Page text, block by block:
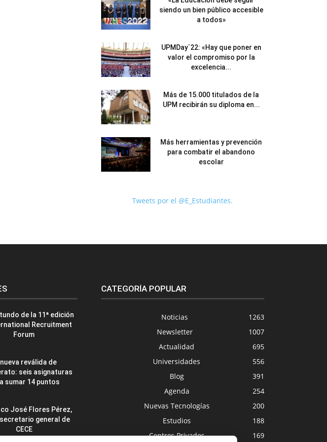
siendo un bien público accesible
a todos»
UPMDay´22: «Hay que poner en
valor el compromiso por la
excelencia...
Más de 15.000 titulados de la
UPM recibirán su diploma en...
Más herramientas y prevención
para combatir el abandono
escolar
Tweets por el @E_Estudiantes.
de la 11ª edición
Recruitment
Forum
nueva reválida de
seis asignaturas
sumar 14 puntos
José Flores Pérez,
general de
CECE
CATEGORÍA POPULAR
Noticias
1263
Newsletter
1007
Actualidad
695
Universidades
556
Blog
391
Agenda
254
Nuevas Tecnologías
200
Estudios
188
Centros Privados
169